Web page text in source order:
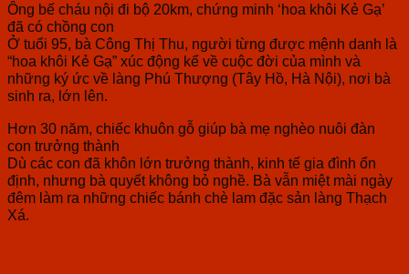
Ông bế cháu nội đi bộ 20km, chứng minh ‘hoa khôi Kẻ Gạ’
đã có chồng con
Ở tuổi 95, bà Công Thị Thu, người từng được mệnh danh là
“hoa khôi Kẻ Gạ” xúc động kể về cuộc đời của mình và
những ký ức về làng Phú Thượng (Tây Hồ, Hà Nội), nơi bà
sinh ra, lớn lên.
Hơn 30 năm, chiếc khuôn gỗ giúp bà mẹ nghèo nuôi đàn
con trưởng thành
Dù các con đã khôn lớn trưởng thành, kinh tế gia đình ổn
định, nhưng bà quyết không bỏ nghề. Bà vẫn miệt mài ngày
đêm làm ra những chiếc bánh chè lam đặc sản làng Thạch
Xá.